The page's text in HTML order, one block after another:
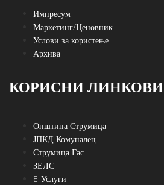
Импресум
Маркетинг/Ценовник
Услови за користење
Архива
КОРИСНИ ЛИНКОВИ
Општина Струмица
ЈПКД Комуналец
Струмица Гас
ЗЕЛС
E-Услуги